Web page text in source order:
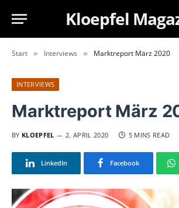
Kloepfel
Start » Interviews » Marktreport März 2020
INTERVIEWS
Marktreport März
BY KLOEPFEL 2. APRIL 2020 5 MINS READ
LinkedIn Facebook